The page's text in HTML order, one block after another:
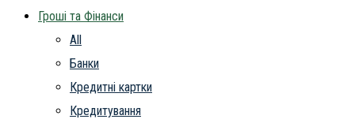
Гроші та Фінанси
All
Банки
Кредитні картки
Кредитування